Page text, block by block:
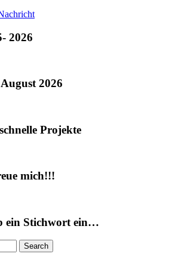
2026
2026
Projekte
mich!!!
ein Stichwort ein…